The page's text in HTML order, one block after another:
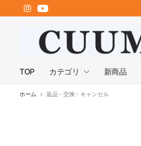
TOP カテゴリ 新商品
ホーム 返品・交換・キャンセル